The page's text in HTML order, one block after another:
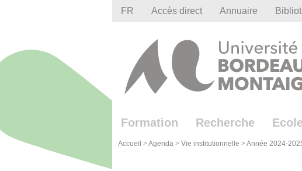
FR Accès direct Annuaire
Formation Recherche
Accueil >Agenda > Vie institutionnelle >Année 2024-